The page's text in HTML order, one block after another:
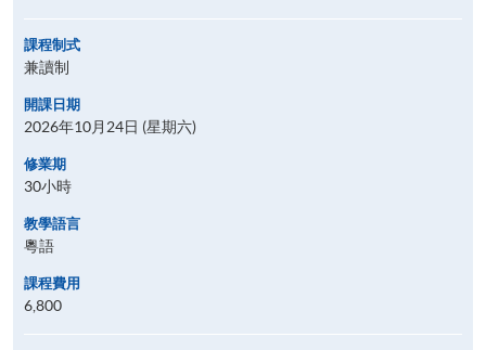
課程制式
兼讀制
開課日期
2026年10月24日 (星期六)
修業期
30小時
教學語言
粵語
課程費用
6,800